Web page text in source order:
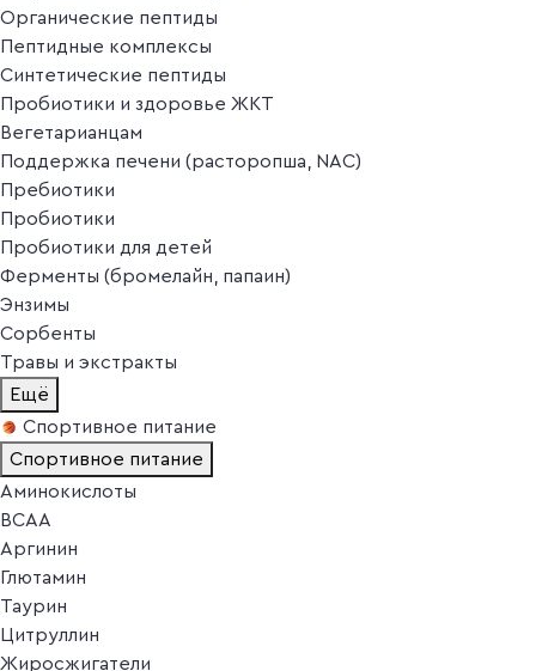
Органические пептиды
Пептидные комплексы
Синтетические пептиды
Пробиотики и здоровье ЖКТ
Вегетарианцам
Поддержка печени (расторопша, NAC)
Пребиотики
Пробиотики
Пробиотики для детей
Ферменты (бромелайн, папаин)
Энзимы
Сорбенты
Травы и экстракты
Ещё
Спортивное питание
Спортивное питание
Аминокислоты
BCAA
Аргинин
Глютамин
Таурин
Цитруллин
Жиросжигатели